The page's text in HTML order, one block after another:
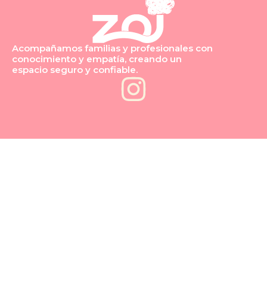
Acompañamos familias y profesionales con
conocimiento y empatía, creando un
espacio seguro y confiable.